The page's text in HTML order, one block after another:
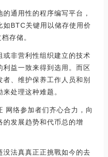
通用性的程序编写平台，
BTC关键用以储存使用价
存储。
非营利性组织建立的技术
益一致来得到选用。而区
、维护保养工作人员和别
处理这种难题。
网络参加者们齐心合力，向
发展趋势和代币总的增
法真真正正挑戰如今的去